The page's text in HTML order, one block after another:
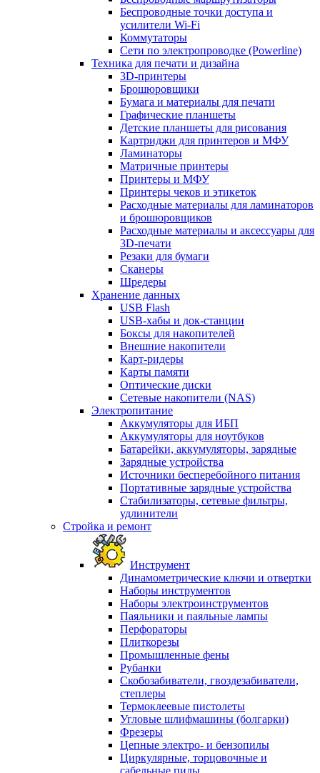
Беспроводные точки доступа и
усилители Wi-Fi
Коммутаторы
Сети по электропроводке (Powerline)
Техника для печати и дизайна
3D-принтеры
Брошюровщики
Бумага и материалы для печати
Графические планшеты
Детские планшеты для рисования
Картриджи для принтеров и МФУ
Ламинаторы
Матричные принтеры
Принтеры и МФУ
Принтеры чеков и этикеток
Расходные материалы для ламинаторов
и брошюровщиков
Расходные материалы и аксессуары для
3D-печати
Резаки для бумаги
Сканеры
Шредеры
Хранение данных
USB Flash
USB-хабы и док-станции
Боксы для накопителей
Внешние накопители
Карт-ридеры
Карты памяти
Оптические диски
Сетевые накопители (NAS)
Электропитание
Аккумуляторы для ИБП
Аккумуляторы для ноутбуков
Батарейки, аккумуляторы, зарядные
Зарядные устройства
Источники бесперебойного питания
Портативные зарядные устройства
Стабилизаторы, сетевые фильтры,
удлинители
Стройка и ремонт
Инструмент
Динамометрические ключи и отвертки
Наборы инструментов
Наборы электроинструментов
Паяльники и паяльные лампы
Перфораторы
Плиткорезы
Промышленные фены
Рубанки
Скобозабиватели, гвоздезабиватели,
степлеры
Термоклеевые пистолеты
Угловые шлифмашины (болгарки)
Фрезеры
Цепные электро- и бензопилы
Циркулярные, торцовочные и
сабельные пилы